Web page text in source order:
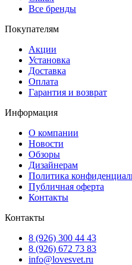
Все бренды
Покупателям
Акции
Установка
Доставка
Оплата
Гарантия и возврат
Информация
О компании
Новости
Обзоры
Дизайнерам
Политика
Публичная оферта
Контакты
Контакты
8 (926) 300 44 43
8 (926) 672 73 83
info@lovesvet.ru